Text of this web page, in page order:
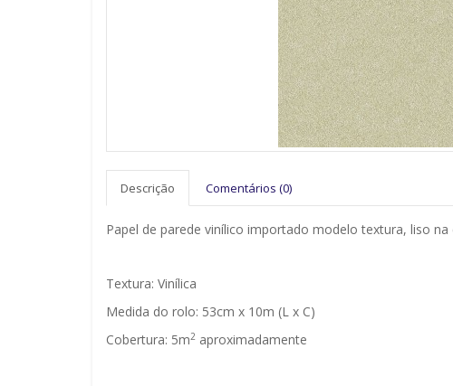
Descrição Comentários (0)
Papel de parede vinílico importado modelo textura, liso
Textura: Vinílica
Medida do rolo: 53cm x 10m (L x C)
Cobertura: 5m2 aproximadamente